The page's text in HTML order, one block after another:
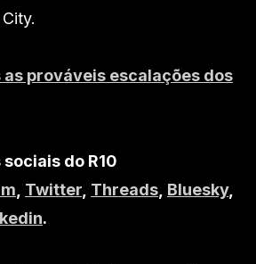
prováveis escalações dos
do R10
Twitter Threads Bluesky,
.